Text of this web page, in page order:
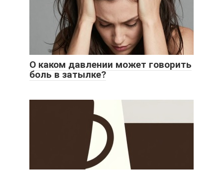
О каком давлении может говорить
боль в затылке?